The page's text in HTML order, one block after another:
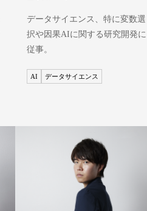
データサイエンス、特に変数選
択や因果AIに関する研究開発に
従事。
AI データサイエンス